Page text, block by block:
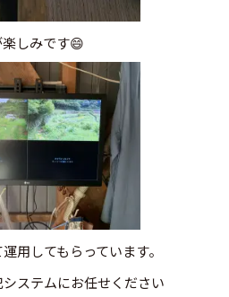
しみです😄
用してもらっています。
ステムにお任せください